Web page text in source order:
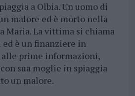
a Olbia. Un uomo di
malore ed è morto nella
Maria. La vittima si chiama
ed è un finanziere in
alle prime informazioni,
sua moglie in spiaggia
un malore.